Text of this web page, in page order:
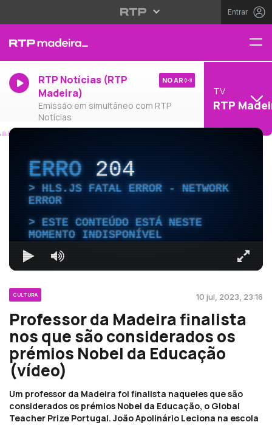
Entrar
RTP Notícias (RTP
Madeira)
Emissão em simultâneo com RTP
Notícias
NO AR
TV
RTP
ERRO204
HLS.JS FATAL ERROR - NETWORK
ERROR
ESTE CONTEÚDO ESTÁ NESTE
MOMENTO INDISPONÍVEL
CULTURA 10 jul, 2023, 23:16
Professor da Madeira finalista
nos que são considerados os
prémios Nobel da Educação
(vídeo)
Um professor da Madeira foi finalista naqueles que são
considerados os prémios Nobel da Educação, o Global
Teacher Prize Portugal. João Apolinário Leciona na escola